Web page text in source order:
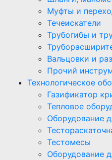
Муфты и
Течеискатели
Трубогибы и
Вальцовки и
Прочий
Технологическое
Газификатор
Тепловое
Оборудование
Тестомесы
Оборудование